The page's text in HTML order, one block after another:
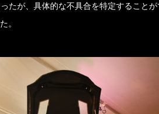
たが、具体的な不具合を特定すること
。